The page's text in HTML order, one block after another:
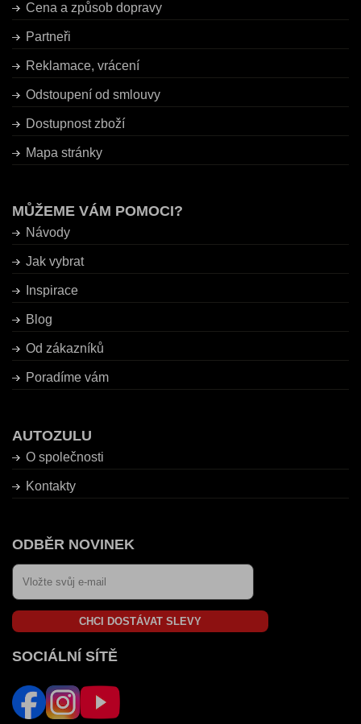
Cena a způsob dopravy
Partneři
Reklamace, vrácení
Odstoupení od smlouvy
Dostupnost zboží
Mapa stránky
MŮŽEME VÁM POMOCI?
Návody
Jak vybrat
Inspirace
Blog
Od zákazníků
Poradíme vám
AUTOZULU
O společnosti
Kontakty
ODBĚR NOVINEK
CHCI DOSTÁVAT SLEVY
SOCIÁLNÍ SÍTĚ